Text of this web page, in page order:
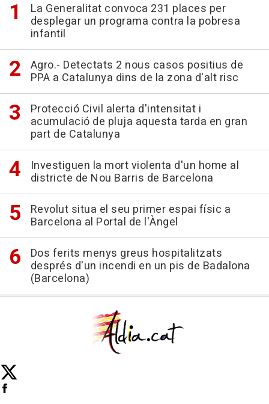
La Generalitat convoca 231 places per
desplegar un programa contra la pobresa
infantil
Agro.- Detectats 2 nous casos positius de
PPA a Catalunya dins de la zona d'alt risc
Protecció Civil alerta d'intensitat i
acumulació de pluja aquesta tarda en gran
part de Catalunya
Investiguen la mort violenta d'un home al
districte de Nou Barris de Barcelona
Revolut situa el seu primer espai físic a
Barcelona al Portal de l'Àngel
Dos ferits menys greus hospitalitzats
després d'un incendi en un pis de Badalona
(Barcelona)